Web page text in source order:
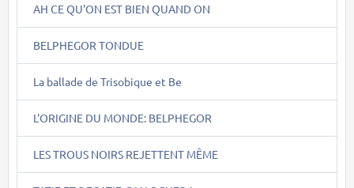
AH CE QU'ON EST BIEN QUAND ON
BELPHEGOR TONDUE
La ballade de Trisobique et Be
L'ORIGINE DU MONDE: BELPHEGOR
LES TROUS NOIRS REJETTENT MÊME